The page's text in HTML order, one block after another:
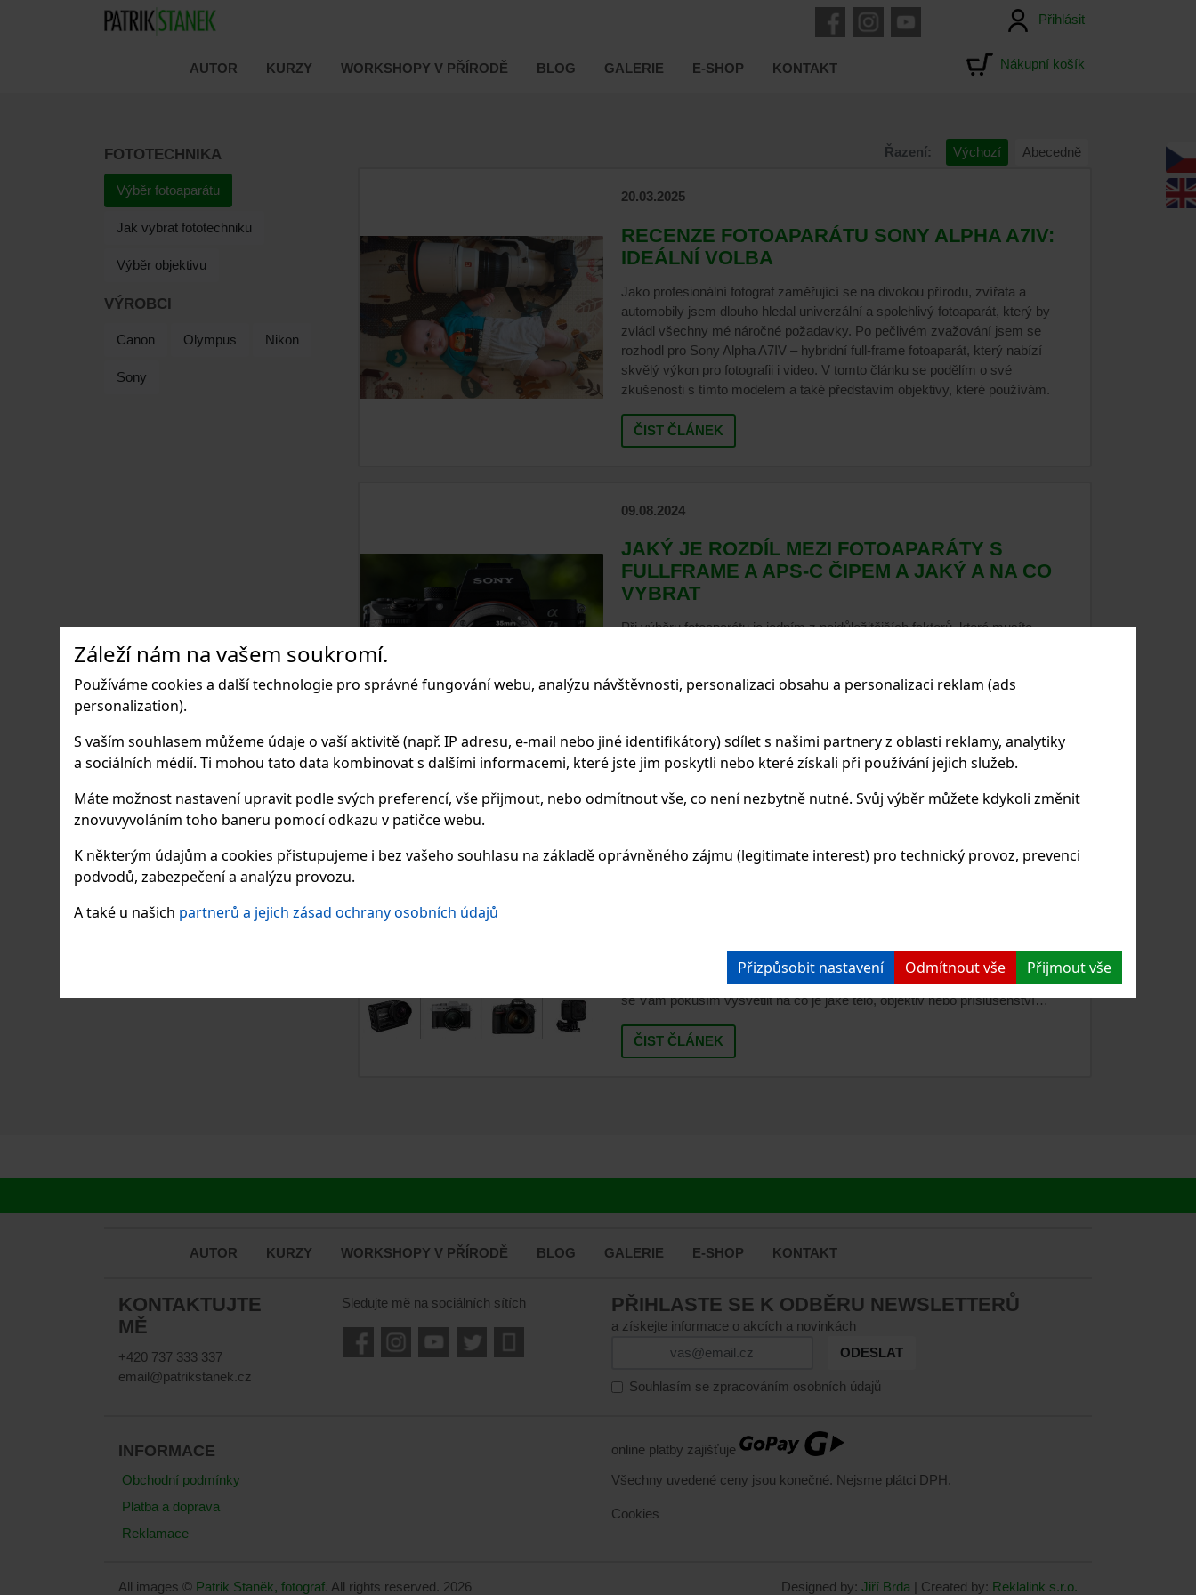
Záleží nám na vašem soukromí.
Používáme cookies a další technologie pro správné fungování webu, analýzu návštěvnosti, personalizaci obsahu a personalizaci reklam (ads
personalization).
S vaším souhlasem můžeme údaje o vaší aktivitě (např. IP adresu, e-mail nebo jiné identifikátory) sdílet s našimi partnery z oblasti reklamy, analytiky
a sociálních médií. Ti mohou tato data kombinovat s dalšími informacemi, které jste jim poskytli nebo které získali při používání jejich služeb.
Máte možnost nastavení upravit podle svých preferencí, vše přijmout, nebo odmítnout vše, co není nezbytně nutné. Svůj výběr můžete kdykoli změnit
znovuvyvoláním toho baneru pomocí odkazu v patičce webu.
K některým údajům a cookies přistupujeme i bez vašeho souhlasu na základě oprávněného zájmu (legitimate interest) pro technický provoz, prevenci
podvodů, zabezpečení a analýzu provozu.
A také u našich partnerů a jejich zásad ochrany osobních údajů
Přizpůsobit nastavení Odmítnout vše Přijmout vše
Přihlásit
AUTOR KURZY WORKSHOPY V PŘÍRODĚ BLOG GALERIE E-SHOP KONTAKT Nákupní košík
FOTOTECHNIKA
Výběr fotoaparátu
Jak vybrat fototechniku
Výběr objektivu
VÝROBCI
Canon Olympus Nikon
Sony
Řazení: Výchozí Abecedně
20.03.2025
RECENZE FOTOAPARÁTU SONY ALPHA A7IV:
IDEÁLNÍ VOLBA
Jako profesionální fotograf zaměřující se na divokou přírodu, zvířata a
automobily jsem dlouho hledal univerzální a spolehlivý fotoaparát, který by
zvládl všechny mé náročné požadavky. Po pečlivém zvažování jsem se
rozhodl pro Sony Alpha A7IV – hybridní full-frame fotoaparát, který nabízí
skvělý výkon pro fotografii i video. V tomto článku se podělím o své
zkušenosti s tímto modelem a také představím objektivy, které používám.
ČIST ČLÁNEK
09.08.2024
JAKÝ JE ROZDÍL MEZI FOTOAPARÁTY S
FULLFRAME A APS-C ČIPEM A JAKÝ A NA CO
VYBRAT
Při výběru fotoaparátu je jedním z nejdůležitějších faktorů, které musíte
dvěma typy snímačů ovlivňují výslednou kvalitu obrazu, použitelnost
ČIST ČLÁNEK
10.05.2021
velkém výběru modelů, značek a technických specifikací? Netušíte jaký
objektiv pořídit na fotografování portrétů nebo naopak zvířat či sportu? Níže
se Vám pokusím vysvětlit na co je jaké tělo, objektiv nebo příslušenství…
ČIST ČLÁNEK
AUTOR KURZY WORKSHOPY V PŘÍRODĚ BLOG GALERIE E-SHOP KONTAKT
KONTAKTUJTE
MĚ
+420 737 333 337
email@patrikstanek.cz
Sledujte mě na sociálních sítích PŘIHLASTE SE K ODBĚRU NEWSLETTERŮ
a získejte informace o akcích a novinkách
ODESLAT
Souhlasím se zpracováním osobních údajů
INFORMACE
Obchodní podmínky
Platba a doprava
Reklamace
online platby zajišťuje
Všechny uvedené ceny jsou konečné. Nejsme plátci DPH.
Cookies
All images © Patrik Staněk, fotograf. All rights reserved. 2026 Designed by: Jiří Brda | Created by: Reklalink s.r.o.